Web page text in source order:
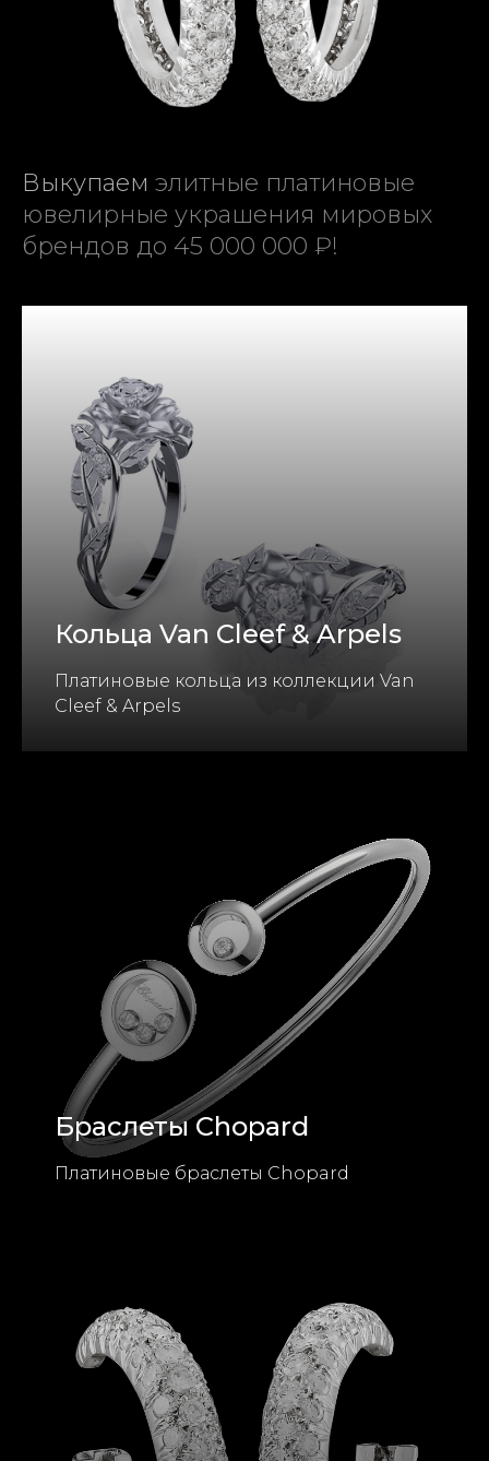
Выкупаем элитные платиновые
ювелирные украшения мировых
брендов до 45 000 000 ₽!
Кольца Van Cleef & Arpels
Платиновые кольца из коллекции Van
Cleef & Arpels
Браслеты Chopard
Платиновые браслеты Chopard